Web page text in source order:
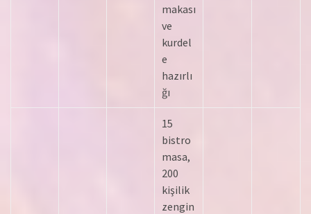
makası
ve
kurdel
e
hazırlı
ğı
15
bistro
masa,
200
kişilik
zengin